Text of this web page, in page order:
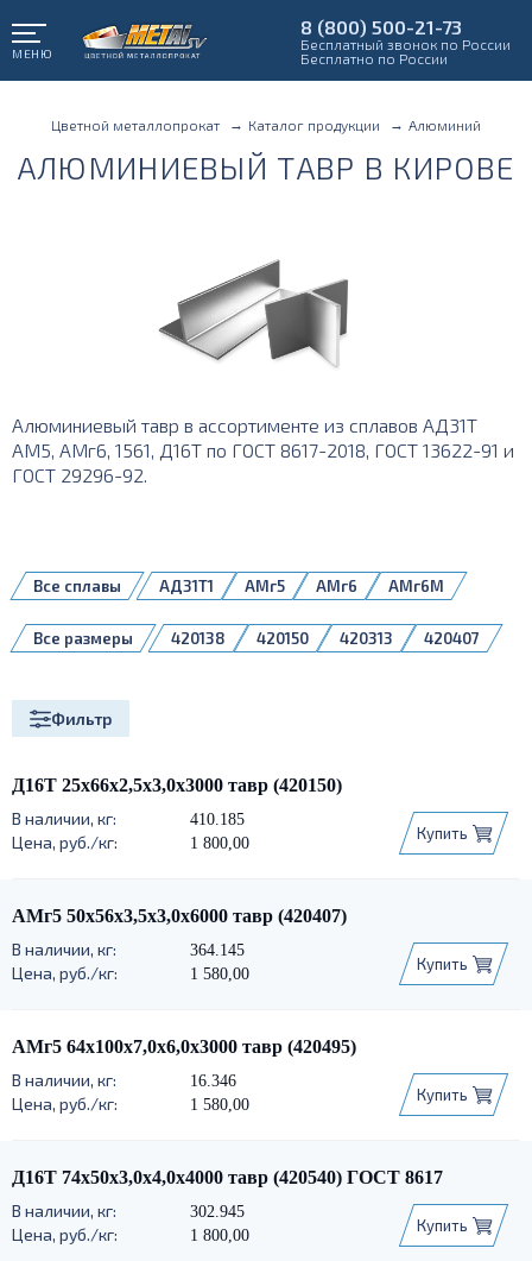
МЕНЮ
8 (800) 500-21-73
Бесплатный звонок по России
Бесплатно по России
Цветной металлопрокат Каталог продукции Алюминий
АЛЮМИНИЕВЫЙ ТАВР В КИРОВЕ
Алюминиевый тавр в ассортименте из сплавов АД31Т
АМ5, АМг6, 1561, Д16Т по ГОСТ 8617-2018, ГОСТ 13622-91 и
ГОСТ 29296-92.
АД31Т1 АМг5 АМг6
АМг6М
Все сплавы
420138 420150 420313
420407
Все размеры
Фильтр
Д16Т 25х66х2,5х3,0х3000 тавр (420150)
410.185
1 800,00
Купить
АМг5 50х56х3,5х3,0х6000 тавр (420407)
364.145
1 580,00
Купить
АМг5 64х100х7,0х6,0х3000 тавр (420495)
16.346
1 580,00
Купить
Д16Т 74х50х3,0х4,0х4000 тавр (420540) ГОСТ 8617
302.945
1 800,00
Купить